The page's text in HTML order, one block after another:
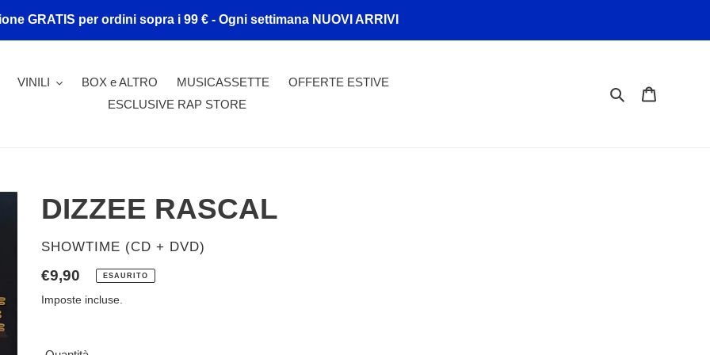
GRATIS per ordini sopra i 99 € - Ogni settimana NUOVI ARRIVI
VINILI BOX e ALTRO MUSICASSETTE
OFFERTE ESTIVE
ESCLUSIVE RAP STORE
Cerca
DIZZEE RASCAL
VENDITORE
SHOWTIME (CD + DVD)
Prezzo
di
€9,90 ESAURITO
Imposte incluse.